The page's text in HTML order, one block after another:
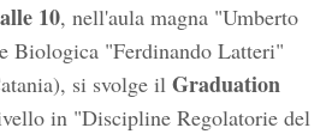
10, nell'aula magna "Umberto
Biologica "Ferdinando Latteri"
si svolge il Graduation
in "Discipline Regolatorie del